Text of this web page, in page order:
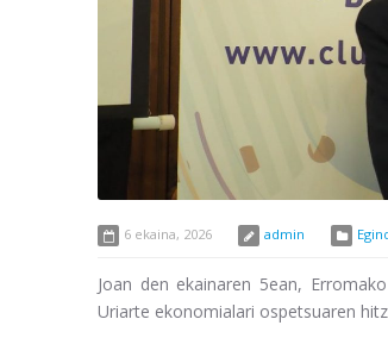
6 ekaina, 2026 admin
Joan den ekainaren 5ean,
Uriarte ekonomialari ospetsuaren